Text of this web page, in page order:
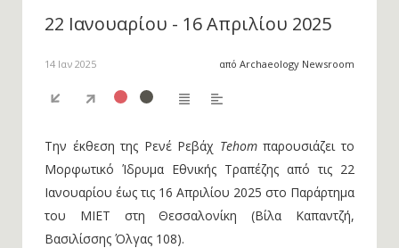
22 Ιανουαρίου - 16 Απριλίου 2025
14 Ιαν 2025 από Archaeology Newsroom
Την έκθεση της Ρενέ Ρεβάχ Tehomπαρουσιάζει το
Μορφωτικό Ίδρυμα Εθνικής Τραπέζης από τις 22
Ιανουαρίου έως τις 16 Απριλίου 2025 στο Παράρτημα
του ΜΙΕΤ στη Θεσσαλονίκη (Βίλα Καπαντζή,
Βασιλίσσης Όλγας 108).